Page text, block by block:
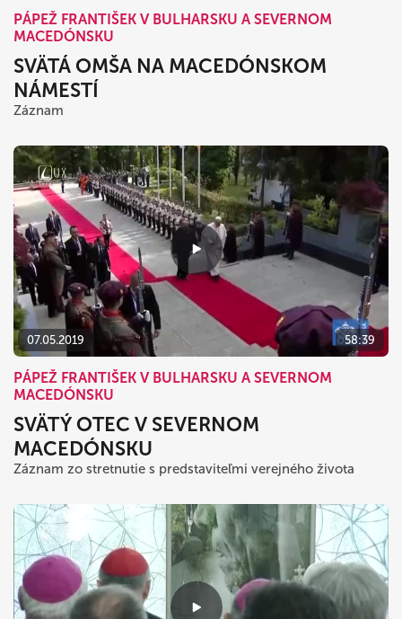
PÁPEŽ FRANTIŠEK V BULHARSKU A SEVERNOM
MACEDÓNSKU
SVÄTÁ OMŠA NA MACEDÓNSKOM
NÁMESTÍ
Záznam
07.05.2019 58:39
PÁPEŽ FRANTIŠEK V BULHARSKU A SEVERNOM
MACEDÓNSKU
SVÄTÝ OTEC V SEVERNOM
MACEDÓNSKU
Záznam zo stretnutie s predstaviteľmi verejného života